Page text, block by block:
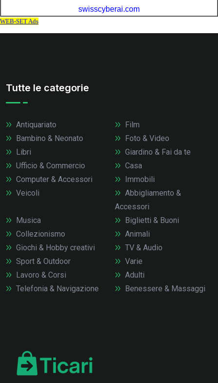
Tutte le categorie
Antiquariato
Bambino & Neonato
Libri
Ufficio & Commercio
Computer & Accessori
Veicoli
Film
Foto & Video
Giardino & Fai da te
Casa
Immobili
Abbigliamento &
Accessori
Musica
Collezionismo
Giochi & Hobby creativi
Sport & Outdoor
Lavoro & Corsi
Telefonia & Navigazione
Biglietti & Buoni
Animali
TV & Audio
Varie
Adulti
Benessere & Massaggi